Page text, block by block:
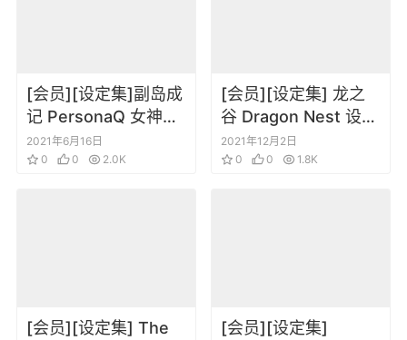
[会员][设定集]副岛成
记 PersonaQ 女神异
闻录Q版人物设定插画
原画设定集
2021年6月16日
0
0 2.0K
[会员][设定集] 龙之
谷 Dragon Nest 设定
集
2021年12月2日
0
0 1.8K
[会员][设定集] The
[会员][设定集]